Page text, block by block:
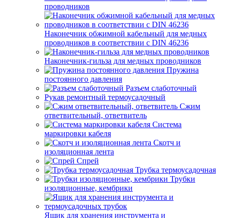
проводников
Наконечник обжимной кабельный для медных
проводников в соответствии с DIN 46236
Наконечник-гильза для медных проводников
Пружина
постоянного давления
Разъем слаботочный
Рукав ремонтный термоусадочный
Сжим
ответвительный, ответвитель
Система
маркировки кабеля
Скотч и
изоляционная лента
Спрей
Трубка термоусадочная
Трубки
изоляционные, кембрики
Ящик для хранения инструмента и